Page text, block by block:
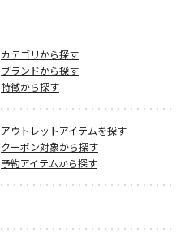
カテゴリから探す
ブランドから探す
特徴から探す
アウトレットアイテムを探す
クーポン対象から探す
予約アイテムから探す